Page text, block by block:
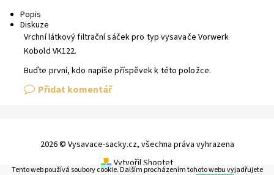
Popis
Diskuze
Vrchní látkový filtrační sáček pro typ vysavače Vorwerk
Kobold VK122.
Buďte první, kdo napíše příspěvek k této položce.
Přidat komentář
2026 © Vysavace-sacky.cz, všechna práva vyhrazena
Vytvořil Shoptet
Tento web používá soubory cookie. Dalším procházením tohoto webu vyjadřujete